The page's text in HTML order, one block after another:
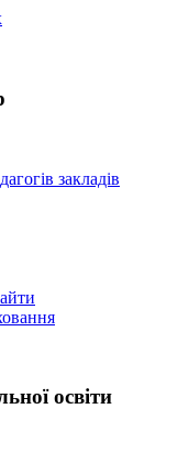
закладів
освіти